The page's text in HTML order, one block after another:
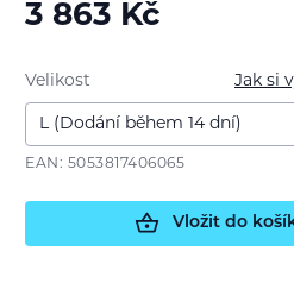
3 863 Kč
Jak si
Velikost
EAN: 5053817406065
Vložit do